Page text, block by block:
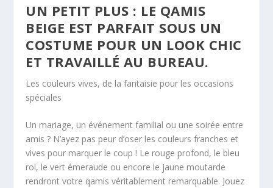
UN PETIT PLUS : LE QAMIS
BEIGE EST PARFAIT SOUS UN
COSTUME POUR UN LOOK CHIC
ET TRAVAILLÉ AU BUREAU.
Les couleurs vives, de la fantaisie pour les occasions
spéciales
Un mariage, un événement familial ou une soirée entre
amis ? N’ayez pas peur d’oser les couleurs franches et
vives pour marquer le coup ! Le rouge profond, le bleu
roi, le vert émeraude ou encore le jaune moutarde
rendront votre qamis véritablement remarquable. Jouez